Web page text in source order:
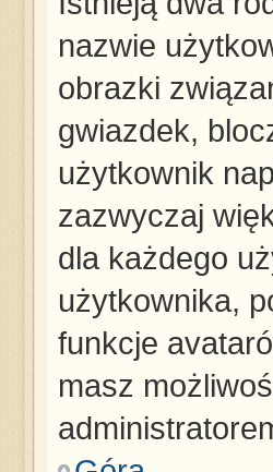
nazwie
obrazki
gwiazdek,
użytkownik
zazwyczaj
dla każdego
użytkownika,
funkcje
masz